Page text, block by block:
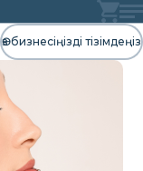
Өз бизнесіңізді тізімдеңіз